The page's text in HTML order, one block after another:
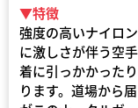
▼特徴
強度の高いナイロ
に激しさが伴う空
着に引っかかった
ります。道場から